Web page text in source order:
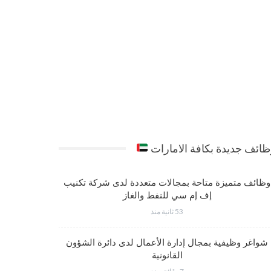
جديدة بكافة الامارات
وظائف متميزة متاحة بمجالات متعددة لدى شركة تكنيب
إف إم سي للنفط والغاز
53 ثانية منذ
شواغر وظيفية بمجال إدارة الأعمال لدى دائرة الشؤون
القانونية